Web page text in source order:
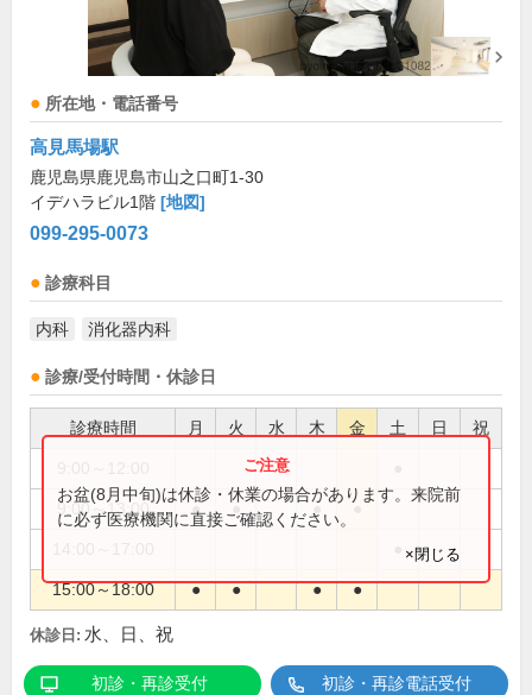
所在地・電話番号
高見馬場駅
鹿児島県鹿児島市山之口町1-30
イデハラビル1階 [地図]
099-295-0073
診療科目
内科 消化器内科
診療/受付時間・休診日
診療時間 月 火 水 木 金 土 日 祝
9:00～13:00 ● ● ● ●
15:00～18:00 ● ● ● ●
お盆(8月中旬)は休診・休業の場合があります。来院前
に必ず医療機関に直接ご確認ください。
×閉じる
休診日: 水、日、祝
初診・再診受付 初診・再診電話受付